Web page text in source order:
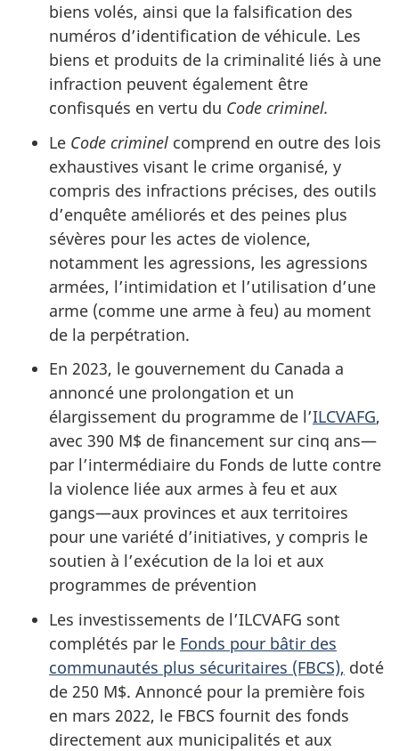
biens volés, ainsi que la falsification des
numéros d’identification de véhicule. Les
biens et produits de la criminalité liés à une
infraction peuvent également être
confisqués en vertu du Code criminel.
Le Code criminel comprend en outre des lois
exhaustives visant le crime organisé, y
compris des infractions précises, des outils
d’enquête améliorés et des peines plus
sévères pour les actes de violence,
notamment les agressions, les agressions
armées, l’intimidation et l’utilisation d’une
arme (comme une arme à feu) au moment
de la perpétration.
En 2023, le gouvernement du Canada a
annoncé une prolongation et un
élargissement du programme de l’ILCVAFG,
avec 390 M$ de financement sur cinq ans—
par l’intermédiaire du Fonds de lutte contre
la violence liée aux armes à feu et aux
gangs—aux provinces et aux territoires
pour une variété d’initiatives, y compris le
soutien à l’exécution de la loi et aux
programmes de prévention
Les investissements de l’ILCVAFG sont
complétés par le Fonds pour bâtir des
communautés plus sécuritaires (FBCS), doté
de 250 M$. Annoncé pour la première fois
en mars 2022, le FBCS fournit des fonds
directement aux municipalités et aux